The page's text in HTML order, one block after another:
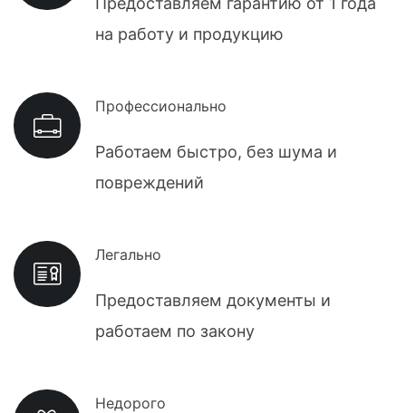
на работу и продукцию
Профессионально
Работаем быстро, без шума и
повреждений
Легально
Предоставляем документы и
работаем по закону
Недорого